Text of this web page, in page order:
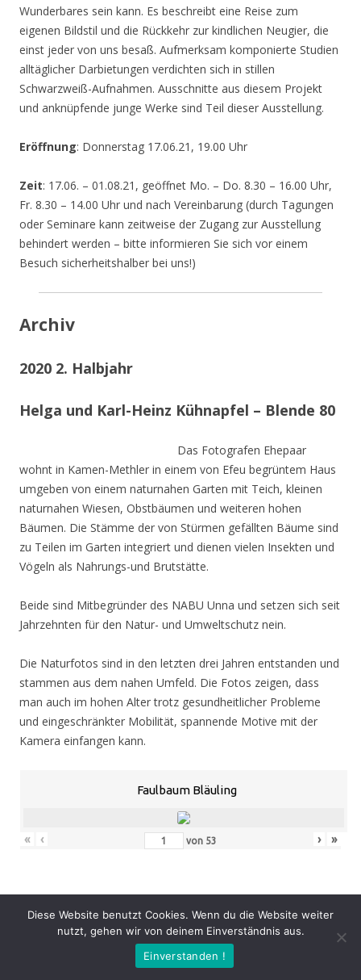
Wunderbares sein kann. Es beschreibt eine Reise zum
eigenen Bildstil und die Rückkehr zur kindlichen Neugier, die
einst jeder von uns besaß. Aufmerksam komponierte Studien
alltäglicher Darbietungen verdichten sich in stillen
Schwarzweiß-Aufnahmen. Ausschnitte aus diesem Projekt
und anknüpfende junge Werke sind Teil dieser Ausstellung.
Eröffnung: Donnerstag 17.06.21, 19.00 Uhr
Zeit: 17.06. – 01.08.21, geöffnet Mo. – Do. 8.30 – 16.00 Uhr,
Fr. 8.30 – 14.00 Uhr und nach Vereinbarung (durch Tagungen
oder Seminare kann zeitweise der Zugang zur Ausstellung
behindert werden – bitte informieren Sie sich vor einem
Besuch sicherheitshalber bei uns!)
Archiv
2020 2. Halbjahr
Helga und Karl-Heinz Kühnapfel – Blende 80
Das Fotografen Ehepaar
wohnt in Kamen-Methler in einem von Efeu begrüntem Haus
umgeben von einem naturnahen Garten mit Teich, kleinen
naturnahen Wiesen, Obstbäumen und weiteren hohen
Bäumen. Die Stämme der von Stürmen gefällten Bäume sind
zu Teilen im Garten integriert und dienen vielen Insekten und
Vögeln als Nahrungs-und Brutstätte.
Beide sind Mitbegründer des NABU Unna und setzen sich seit
Jahrzehnten für den Natur- und Umweltschutz nein.
Die Naturfotos sind in den letzten drei Jahren entstanden und
stammen aus dem nahen Umfeld. Die Fotos zeigen, dass
man auch im hohen Alter trotz gesundheitlicher Probleme
und eingeschränkter Mobilität, spannende Motive mit der
Kamera einfangen kann.
Faulbaum Bläuling
« ‹ von 53 › »
Eröffnung : Donnerstag 05.11.20, 19.00 Uhr
: 05.11. – 07.02.21, geöffnet Mo. – Do. 8.30 – 16.00 Uhr,
Fr. 8.30 – 14.00 Uhr und nach Vereinbarung (durch Tagungen
oder Seminare kann zeitweise der Zugang zur Ausstellung
Diese Website benutzt Cookies. Wenn du die Website weiter
nutzt, gehen wir von deinem Einverständnis aus.
Einverstanden !